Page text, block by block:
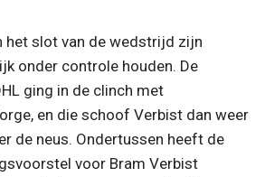
het slot van de wedstrijd zijn
onder controle houden. De
ging in de clinch met
en die schoof Verbist dan weer
de neus. Ondertussen heeft de
voor Bram Verbist